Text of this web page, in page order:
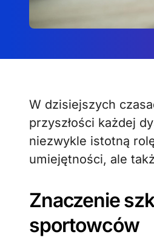
W dzisiejszych czasach rozwój młodych talentów w sporcie jest kluczowy dla
przyszłości każdej
niezwykle istotną
umiejętności, ale
Znaczenie
sportowców